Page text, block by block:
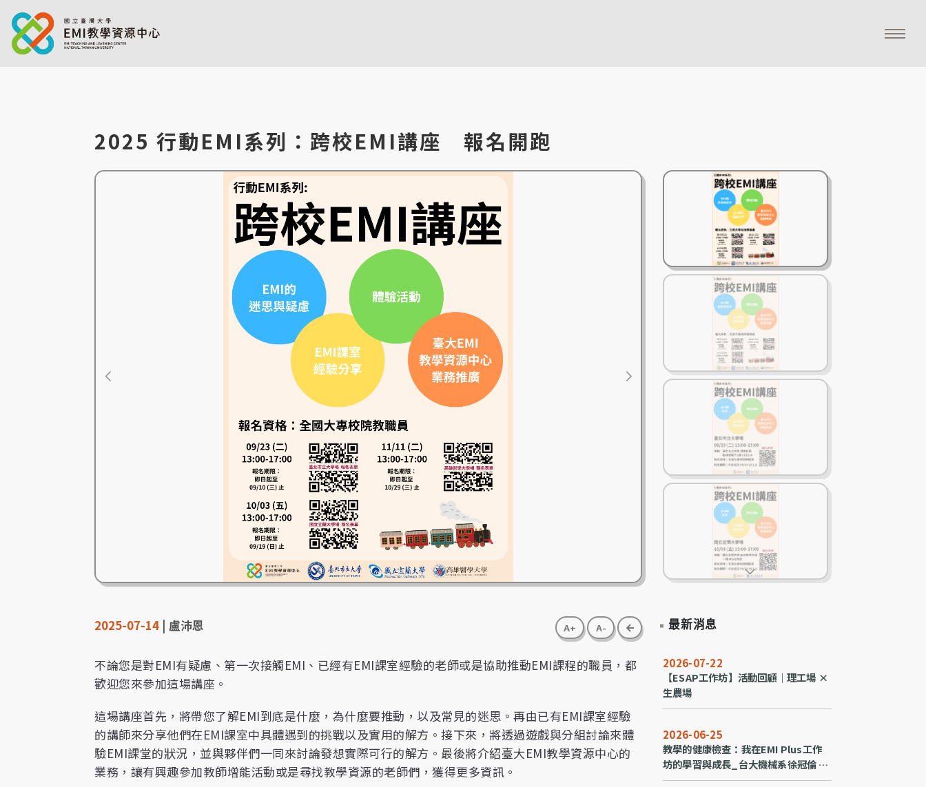
2025 行動EMI系列：跨校EMI講座 報名開跑
2025-07-14 | 盧沛恩 A+ A- go back
不論您是對EMI有疑慮、第一次接觸EMI、已經有EMI課室經驗的老師或是協助推動EMI課程的職員，都
歡迎您來參加這場講座。
這場講座首先，將帶您了解EMI到底是什麼，為什麼要推動，以及常見的迷思。再由已有EMI課室經驗
的講師來分享他們在EMI課室中具體遇到的挑戰以及實用的解方。接下來，將透過遊戲與分組討論來體
驗EMI課堂的狀況，並與夥伴們一同來討論發想實際可行的解方。最後將介紹臺大EMI教學資源中心的
業務，讓有興趣參加教師增能活動或是尋找教學資源的老師們，獲得更多資訊。
最新消息
2026-07-22
【ESAP工作坊】活動回顧｜理工場 ×
生農場
2026-06-25
教學的健康檢查：我在EMI Plus工作
坊的學習與成長_台大機械系徐冠倫 副
教授